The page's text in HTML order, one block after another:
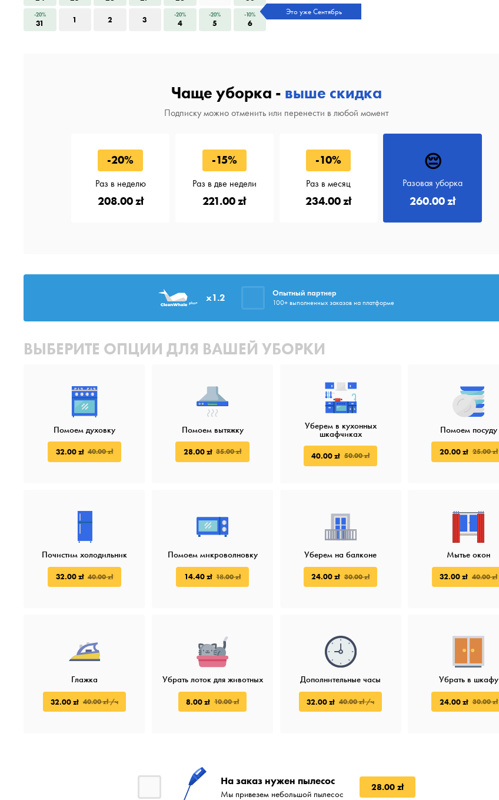
-20%
31 1 2 3 -20%
4
-20%
5
-10%
6
Это уже Сентябрь
Чаще уборка - выше скидка
Подписку можно отменить или перенести в любой момент
-20%
Раз в неделю
208.00 zł
-15%
Раз в две недели
221.00 zł
-10%
Раз в месяц
234.00 zł
😔
Разовая уборка
260.00 zł
x1.2 Опытный партнер
100+ выполненных заказов на платформе
ВЫБЕРИТЕ ОПЦИИ ДЛЯ ВАШЕЙ УБОРКИ
Помоем духовку
32.00 zł 40.00 zł
Помоем вытяжку
28.00 zł 35.00 zł
Уберем в кухонных
шкафчиках
40.00 zł 50.00 zł
Помоем посуду
20.00 zł 25.00 zł
Почистим холодильник
32.00 zł 40.00 zł
Помоем микроволновку
14.40 zł 18.00 zł
Уберем на балконе
24.00 zł 30.00 zł
Мытье окон
32.00 zł 40.00 zł
Глажка
32.00 zł 40.00 zł /ч
Убрать лоток для животных
8.00 zł 10.00 zł
Дополнительные часы
32.00 zł 40.00 zł /ч
Убрать в шкафу
24.00 zł 30.00 zł
На заказ нужен пылесос
Мы привезем небольшой пылесос
28.00 zł